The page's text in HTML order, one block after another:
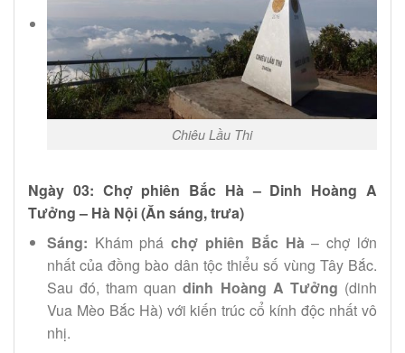
Chiêu Lầu Thi
Ngày 03: Chợ phiên Bắc Hà – Dinh Hoàng A
Tưởng – Hà Nội (Ăn sáng, trưa)
Sáng: Khám pháchợ phiên Bắc Hà– chợ lớn
nhất của đồng bào dân tộc thiểu số vùng Tây Bắc.
Sau đó, tham quandinh Hoàng A Tưởng (dinh
Vua Mèo Bắc Hà) với kiến trúc cổ kính độc nhất vô
nhị.